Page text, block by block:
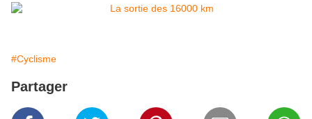
#Cyclisme
Partager